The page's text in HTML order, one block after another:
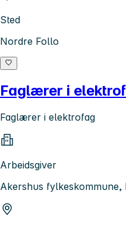
Sted
Nordre Follo
Faglærer i
Faglærer i elektrofag
Arbeidsgiver
Akershus fylkeskommune,